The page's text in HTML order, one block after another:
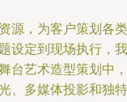
源，为客户策划各类
设定到现场执行，我
台艺术造型策划中，
、多媒体投影和独特